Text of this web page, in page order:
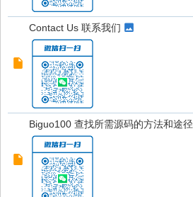
Contact Us 联系我们
Biguo100 查找所需源码的方法和途径